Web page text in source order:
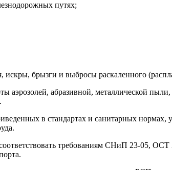
путях;
искры, брызги и выбросы раскаленного
аэрозолей, абразивной, металлической
в стандартах и санитарных
требованиям СНиП 23-05, ОСТ